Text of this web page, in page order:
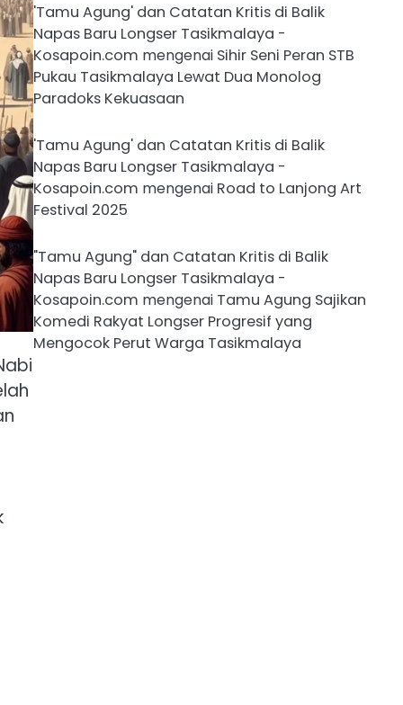
'Tamu Agung' dan Catatan Kritis di Balik
Napas Baru Longser Tasikmalaya -
Kosapoin.com mengenai Sihir Seni Peran STB
Pukau Tasikmalaya Lewat Dua Monolog
Paradoks Kekuasaan
'Tamu Agung' dan Catatan Kritis di Balik
Napas Baru Longser Tasikmalaya -
Kosapoin.com mengenai Road to Lanjong Art
Festival 2025
"Tamu Agung" dan Catatan Kritis di Balik
Napas Baru Longser Tasikmalaya -
Kosapoin.com mengenai Tamu Agung Sajikan
Komedi Rakyat Longser Progresif yang
Mengocok Perut Warga Tasikmalaya